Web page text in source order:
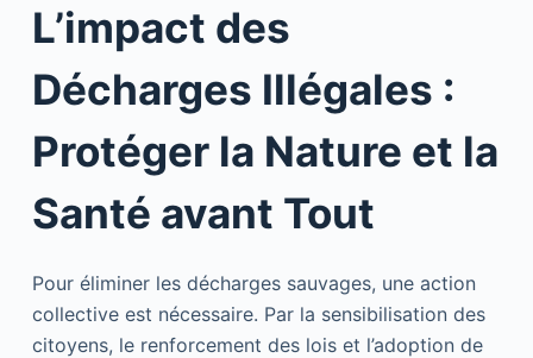
L’impact des
Décharges Illégales :
Protéger la Nature et la
Santé avant Tout
Pour éliminer les décharges sauvages, une action
collective est nécessaire. Par la sensibilisation des
citoyens, le renforcement des lois et l’adoption de